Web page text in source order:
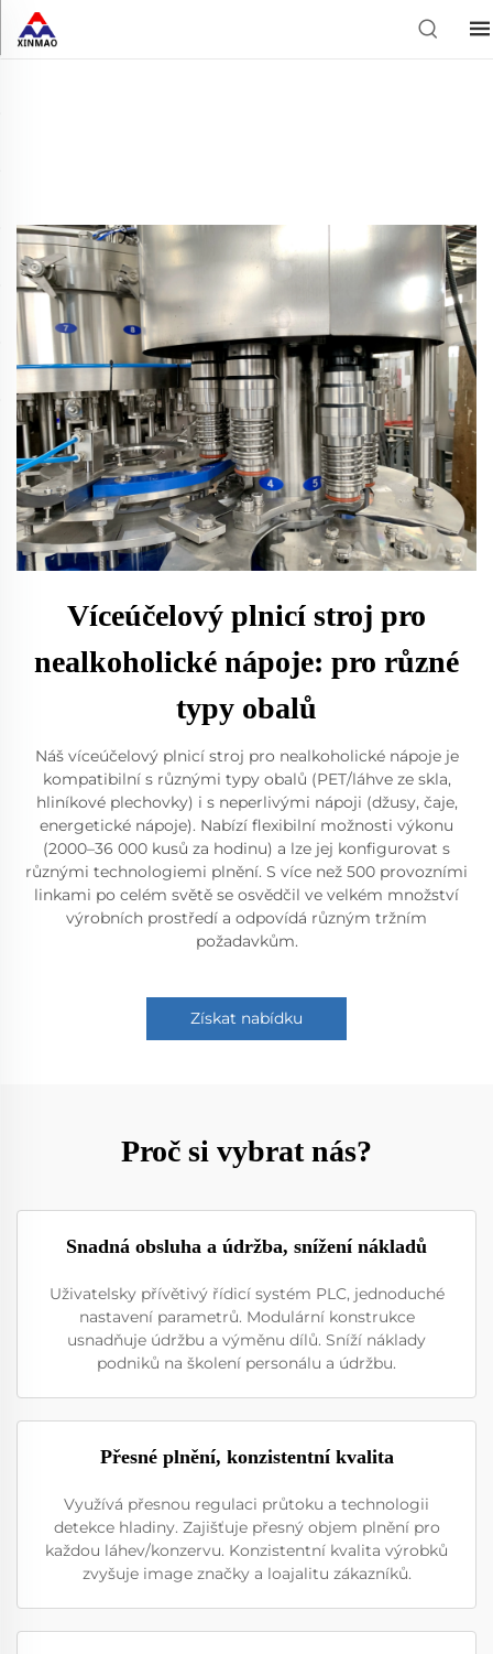
Víceúčelový plnicí stroj pro
nealkoholické nápoje: pro různé
typy obalů
Náš víceúčelový plnicí stroj pro nealkoholické nápoje je
kompatibilní s různými typy obalů (PET/láhve ze skla,
hliníkové plechovky) i s neperlivými nápoji (džusy, čaje,
energetické nápoje). Nabízí flexibilní možnosti výkonu
(2000–36 000 kusů za hodinu) a lze jej konfigurovat s
různými technologiemi plnění. S více než 500 provozními
linkami po celém světě se osvědčil ve velkém množství
výrobních prostředí a odpovídá různým tržním
požadavkům.
Získat nabídku
Proč si vybrat nás?
Snadná obsluha a údržba, snížení nákladů
Uživatelsky přívětivý řídicí systém PLC, jednoduché
nastavení parametrů. Modulární konstrukce
usnadňuje údržbu a výměnu dílů. Sníží náklady
podniků na školení personálu a údržbu.
Přesné plnění, konzistentní kvalita
Využívá přesnou regulaci průtoku a technologii
detekce hladiny. Zajišťuje přesný objem plnění pro
každou láhev/konzervu. Konzistentní kvalita výrobků
zvyšuje image značky a loajalitu zákazníků.